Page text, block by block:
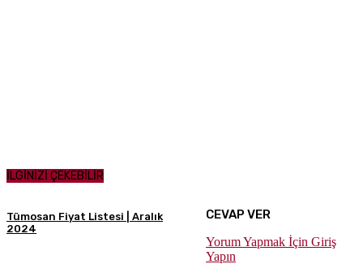
İLGİNİZİ ÇEKEBİLİR
Tümosan Fiyat Listesi | Aralık
2024
CEVAP VER
Yorum Yapmak İçin Giriş
Yapın